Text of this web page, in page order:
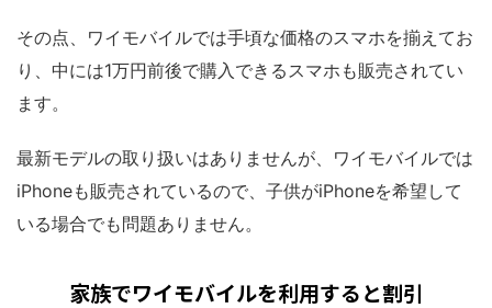
その点、ワイモバイルでは手頃な価格のスマホを揃えてお
り、中には1万円前後で購入できるスマホも販売されてい
ます。
最新モデルの取り扱いはありませんが、ワイモバイルでは
iPhoneも販売されているので、子供がiPhoneを希望して
いる場合でも問題ありません。
家族でワイモバイルを利用すると割引